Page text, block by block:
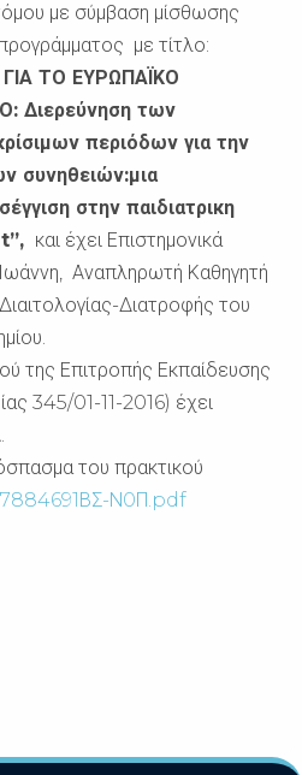
με σύμβαση μίσθωσης
με τίτλο:
ΤΟ ΕΥΡΩΠΑΪΚΟ
Διερεύνηση των
περιόδων για την
συνηθειών:μια
στην παιδιατρικη
και έχει Επιστημονικά
Αναπληρωτή Καθηγητή
Διατροφής του
της Επιτροπής Εκπαίδευσης
345/01-11-2016) έχει
του πρακτικού
Ν0Π.pdf